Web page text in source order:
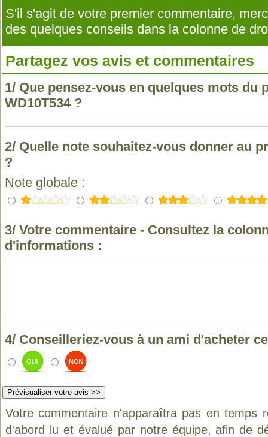
S'il s'agit de votre premier commentaire,
des quelques conseils dans la colonne de
Partagez vos avis et commentaires
1/ Que pensez-vous en quelques mots du
WD10T534 ?
2/ Quelle note souhaitez-vous donner au
?
Note globale :
3/ Votre commentaire - Consultez la
d'informations :
4/ Conseilleriez-vous à un ami d'acheter
Votre commentaire n'apparaîtra pas en temps
d'abord lu et évalué par notre équipe, afin de